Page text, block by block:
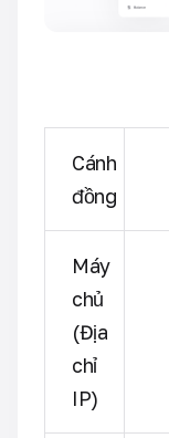
Cánh
đồng
Máy
chủ
(Địa
chỉ
IP)